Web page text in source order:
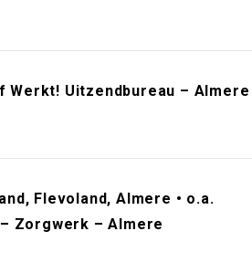
Uitzendbureau – Almere
Flevoland, Almere • o.a.
Zorgwerk – Almere